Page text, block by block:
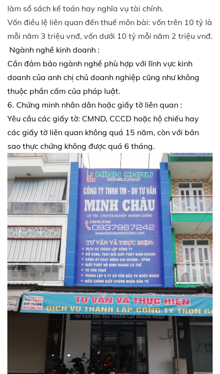
làm sổ sách kế toán hay nghĩa vụ tài chính.
Vốn điều lệ liên quan đến thuế môn bài: vốn trên 10 tỷ là
mỗi năm 3 triệu vnđ, vốn dưới 10 tỷ mỗi năm 2 triệu vnđ.
Ngành nghề kinh doanh :
Cần đảm bảo ngành nghề phù hợp với lĩnh vực kinh
doanh của anh chị chủ doanh nghiệp cũng như không
thuộc phần cấm của pháp luật.
6. Chứng minh nhân dân hoặc giấy tờ liên quan :
Yêu cầu các giấy tờ: CMND, CCCD hoặc hộ chiếu hay
các giấy tờ liên quan không quá 15 năm, còn với bản
sao thực chứng không được quá 6 tháng.